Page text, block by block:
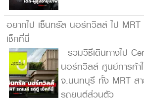
อยากไป เซ็นทรัล นอร์ทวิลล์ ไป MRT
เช็คที่นี่
รวมวิธีเดินทางไป
นอร์ทวิลล์ ศูนย์การค้า
จ.นนทบุรี ทั้ง MRT ส
รถยนต์ส่วนตัว